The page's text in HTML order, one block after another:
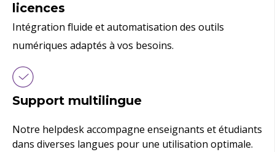
licences
Intégration fluide et automatisation des outils
numériques adaptés à vos besoins.
Support multilingue
Notre helpdesk accompagne enseignants et étudiants
dans diverses langues pour une utilisation optimale.